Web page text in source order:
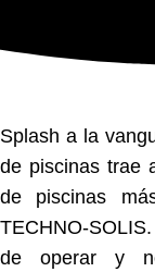
Splash a la
de piscinas trae
de piscinas
TECHNO-
de operar y